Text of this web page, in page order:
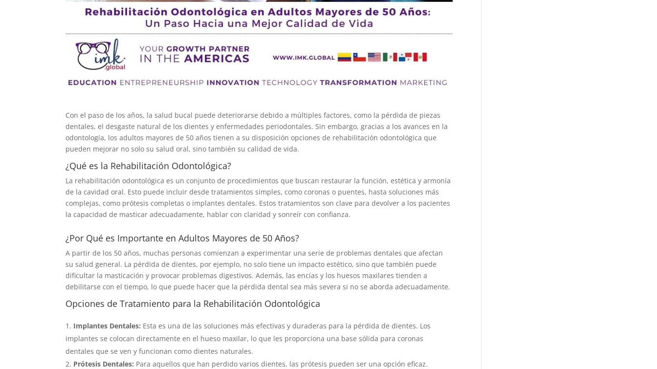
Con el paso de los años, la salud bucal puede deteriorarse debido a múltiples factores, como la pérdida de piezas
dentales, el desgaste natural de los dientes y enfermedades periodontales. Sin embargo, gracias a los avances en la
odontología, los adultos mayores de 50 años tienen a su disposición opciones de rehabilitación odontológica que
pueden mejorar no solo su salud oral, sino también su calidad de vida.
¿Qué es la Rehabilitación Odontológica?
La rehabilitación odontológica es un conjunto de procedimientos que buscan restaurar la función, estética y armonía
de la cavidad oral. Esto puede incluir desde tratamientos simples, como coronas o puentes, hasta soluciones más
complejas, como prótesis completas o implantes dentales. Estos tratamientos son clave para devolver a los pacientes
la capacidad de masticar adecuadamente, hablar con claridad y sonreír con confianza.
¿Por Qué es Importante en Adultos Mayores de 50 Años?
A partir de los 50 años, muchas personas comienzan a experimentar una serie de problemas dentales que afectan
su salud general. La pérdida de dientes, por ejemplo, no solo tiene un impacto estético, sino que también puede
dificultar la masticación y provocar problemas digestivos. Además, las encías y los huesos maxilares tienden a
debilitarse con el tiempo, lo que puede hacer que la pérdida dental sea más severa si no se aborda adecuadamente.
Opciones de Tratamiento para la Rehabilitación Odontológica
Implantes Dentales: Esta es una de las soluciones más efectivas y duraderas para la pérdida de dientes. Los
implantes se colocan directamente en el hueso maxilar, lo que les proporciona una base sólida para coronas
dentales que se ven y funcionan como dientes naturales.
Prótesis Dentales: Para aquellos que han perdido varios dientes, las prótesis pueden ser una opción eficaz.